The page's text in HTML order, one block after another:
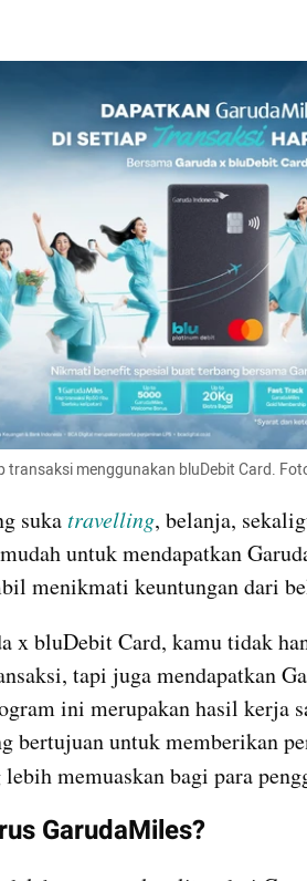
transaksi menggunakan bluDebit Card.
suka travelling, belanja,
untuk mendapatkan
menikmati keuntungan dari
x bluDebit Card, kamu tidak
tapi juga mendapatkan
ini merupakan hasil kerja
lebih memuaskan bagi para
GarudaMiles?